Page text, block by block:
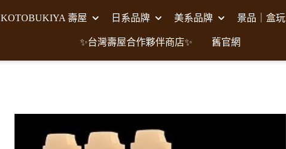
KOTOBUKIYA 壽屋 日系品牌 美系品牌 景品｜盒玩
✨台灣壽屋合作夥伴商店✨ 舊官網